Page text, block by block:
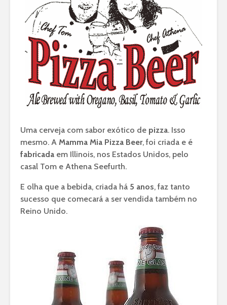
Uma cerveja com sabor exótico de pizza. Isso
mesmo. A Mamma Mia Pizza Beer, foi criada e é
fabricada em Illinois, nos Estados Unidos, pelo
casal Tom e Athena Seefurth.
E olha que a bebida, criada há 5 anos, faz tanto
sucesso que comecará a ser vendida também no
Reino Unido.